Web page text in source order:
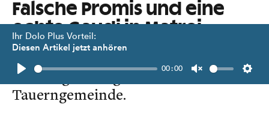
Ihr Dolo Plus Vorteil:
Diesen Artikel jetzt anhören
Play
00:00
Unmute
Falsche Promis und eine
echte Gaudi in Matrei
Die besten Bilder vom
Faschingsumzug in der
Tauerngemeinde.